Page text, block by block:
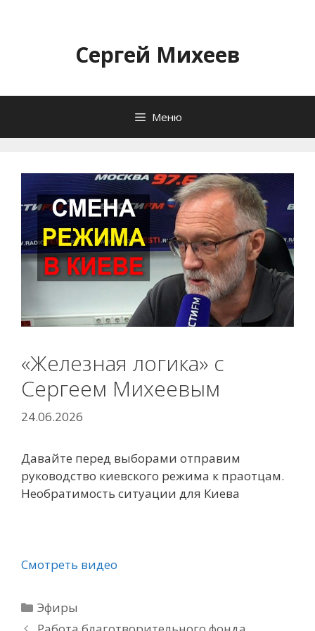
содержимомуСергей Михеев
Меню
«Железная логика» с
Сергеем Михеевым
24.06.2026
Давайте перед выборами отправим
руководство киевского режима к праотцам.
Необратимость ситуации для Киева
Смотреть видео
Рубрики
Эфиры